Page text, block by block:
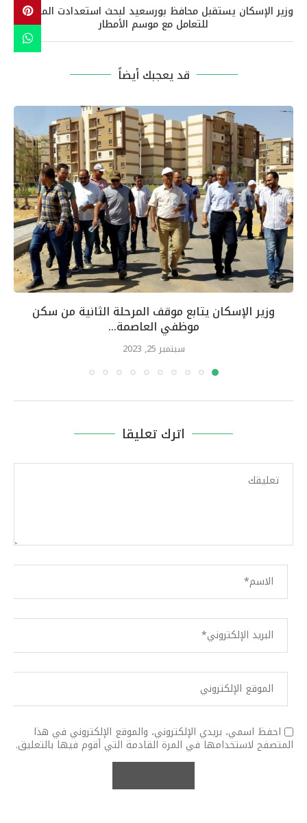
وزير الإسكان يستقبل محافظ بورسعيد لبحث استعدادت المحافظة
للتعامل مع موسم الأمطار
قد يعجبك أيضاً
وزير الإسكان يتابع موقف المرحلة الثانية من سكن
موظفي العاصمة...
سبتمبر 25, 2023
اترك تعليقا
احفظ اسمي، بريدي الإلكتروني، والموقع الإلكتروني في هذا
المتصفح لاستخدامها في المرة القادمة التي أقوم فيها بالتعليق.